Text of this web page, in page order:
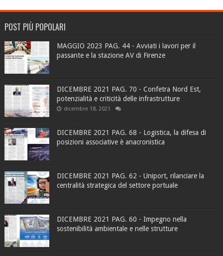
POST PIÙ POPOLARI
MAGGIO 2023 PAG. 44 - Avviati i lavori per il
passante e la stazione AV di Firenze
DICEMBRE 2021 PAG. 70 - Confetra Nord Est,
potenzialità e criticità delle infrastrutture
dicembre 18, 2021
DICEMBRE 2021 PAG. 68 - Logistica, la difesa di
posizioni associative è anacronistica
DICEMBRE 2021 PAG. 62 - Uniport, rilanciare la
centralità strategica del settore portuale
DICEMBRE 2021 PAG. 60 - Impegno nella
sostenibilità ambientale e nelle strutture